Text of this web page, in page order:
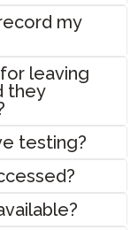
my
leaving
they
testing?